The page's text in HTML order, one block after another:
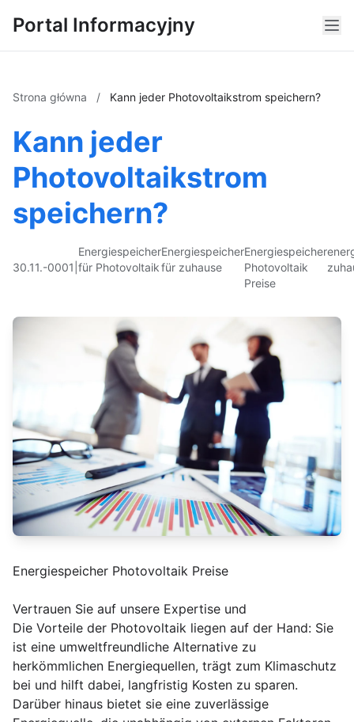
Portal Informacyjny
Strona główna / Kann jeder Photovoltaikstrom speichern?
Kann jeder
Photovoltaikstrom
speichern?
30.11.-0001
Energiespeicher
für Photovoltaik
Energiespeicher
für zuhause
Energiespeicher
Photovoltaik
Preise
Energiespeicher Photovoltaik Preise
Vertrauen Sie auf unsere Expertise und
Die Vorteile der Photovoltaik liegen auf der Hand: Sie
ist eine umweltfreundliche Alternative zu
herkömmlichen Energiequellen, trägt zum Klimaschutz
bei und hilft dabei, langfristig Kosten zu sparen.
Darüber hinaus bietet sie eine zuverlässige